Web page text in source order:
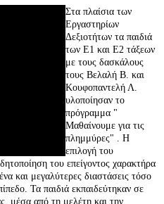
Στα πλαίσια των
Εργαστηρίων
Δεξιοτήτων τα παιδιά
των Ε1 και Ε2 τάξεων
με τους δασκάλους
τους Βελαλή Β. και
Κουφοπαντελή Λ.
υλοποίησαν το
πρόγραμμα "
Μαθαίνουμε για τις
πλημμύρες" . Η
επιλογή του
του επείγοντος χαρακτήρα
και μεγαλύτερες διαστάσεις τόσο
Τα παιδιά εκπαιδεύτηκαν σε
μέσα από τη μελέτη και την